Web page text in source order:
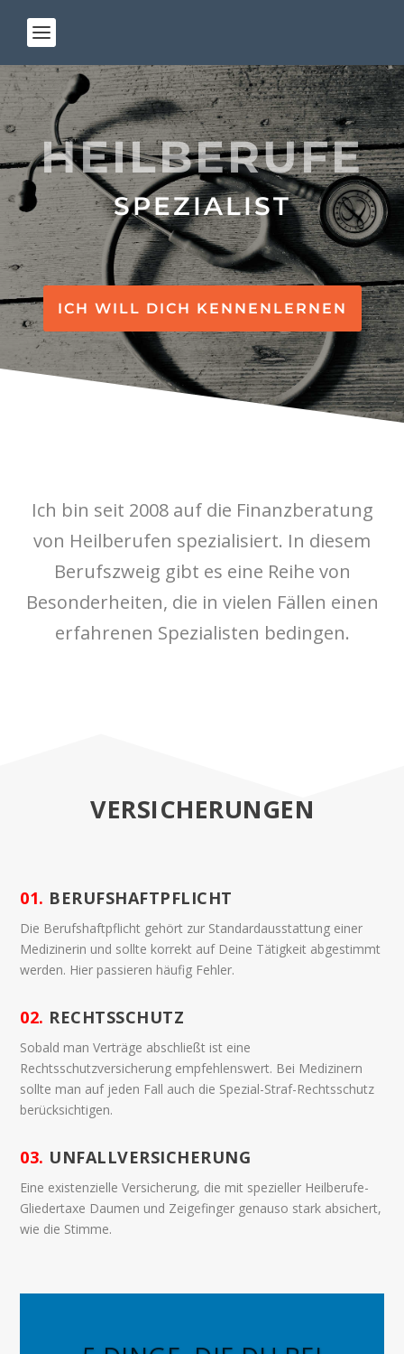
HEILBERUFE
SPEZIALIST
ICH WILL DICH KENNENLERNEN
Ich bin seit 2008 auf die Finanzberatung
von Heilberufen spezialisiert. In diesem
Berufszweig gibt es eine Reihe von
Besonderheiten, die in vielen Fällen einen
erfahrenen Spezialisten bedingen.
VERSICHERUNGEN
01. BERUFSHAFTPFLICHT
Die Berufshaftpflicht gehört zur Standardausstattung einer
Medizinerin und sollte korrekt auf Deine Tätigkeit abgestimmt
werden. Hier passieren häufig Fehler.
02. RECHTSSCHUTZ
Sobald man Verträge abschließt ist eine
Rechtsschutzversicherung empfehlenswert. Bei Medizinern
sollte man auf jeden Fall auch die Spezial-Straf-Rechtsschutz
berücksichtigen.
03. UNFALLVERSICHERUNG
Eine existenzielle Versicherung, die mit spezieller Heilberufe-
Gliedertaxe Daumen und Zeigefinger genauso stark absichert,
wie die Stimme.